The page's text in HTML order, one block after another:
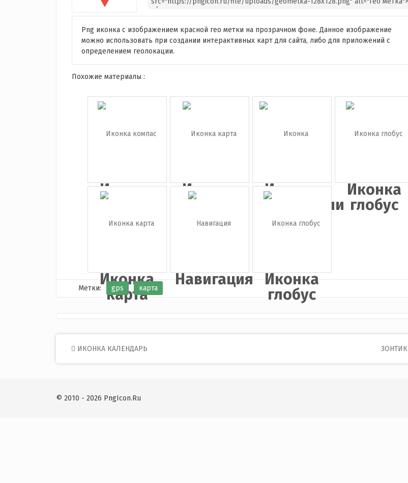
Png иконка с изображением красной гео метки на прозрачном фоне. Данное изображение
можно использовать при создании интерактивных карт для сайта, либо для приложений с
определением геолокации.
Похожие материалы :
Иконка
компас
Иконка
карта
Иконка
геолокации
Иконка
глобус
Иконка
карта
Навигация
Иконка
глобус
Метки: gps карта
Post
navigation
ИКОНКА КАЛЕНДАРЬ ЗОНТИК
© 2010 - 2026 PngIcon.Ru